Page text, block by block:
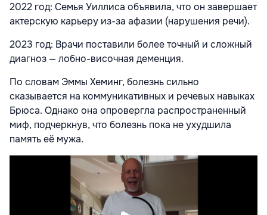
2022 год: Семья Уиллиса объявила, что он завершает
актерскую карьеру из-за афазии (нарушения речи).
2023 год: Врачи поставили более точный и сложный
диагноз — лобно-височная деменция.
По словам Эммы Хеминг, болезнь сильно
сказывается на коммуникативных и речевых навыках
Брюса. Однако она опровергла распространенный
миф, подчеркнув, что болезнь пока не ухудшила
память её мужа.